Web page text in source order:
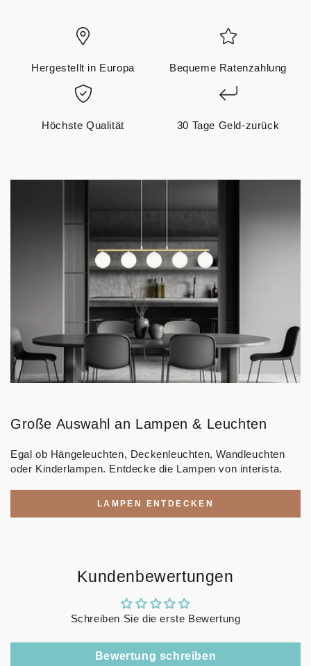
Hergestellt in Europa Bequeme Ratenzahlung
Höchste Qualität 30 Tage Geld-zurück
Große Auswahl an Lampen & Leuchten
Egal ob Hängeleuchten, Deckenleuchten, Wandleuchten
oder Kinderlampen. Entdecke die Lampen von interista.
LAMPEN ENTDECKEN
Kundenbewertungen
Schreiben Sie die erste Bewertung
Bewertung schreiben